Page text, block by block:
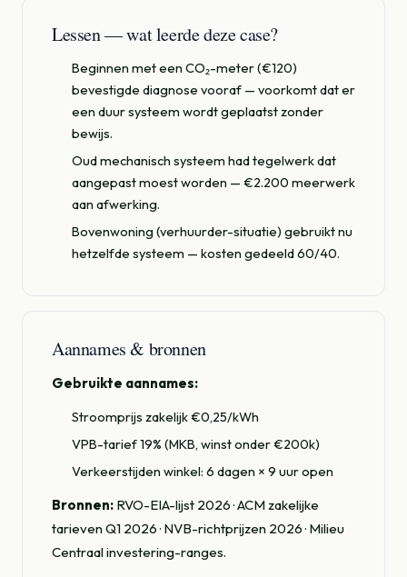
Lessen — wat leerde deze case?
Beginnen met een CO₂-meter (€120)
bevestigde diagnose vooraf — voorkomt dat er
een duur systeem wordt geplaatst zonder
bewijs.
Oud mechanisch systeem had tegelwerk dat
aangepast moest worden — €2.200 meerwerk
aan afwerking.
Bovenwoning (verhuurder-situatie) gebruikt nu
hetzelfde systeem — kosten gedeeld 60/40.
Aannames & bronnen
Gebruikte aannames:
Stroomprijs zakelijk €0,25/kWh
VPB-tarief 19% (MKB, winst onder €200k)
Verkeerstijden winkel: 6 dagen × 9 uur open
Bronnen: RVO-EIA-lijst 2026 · ACM zakelijke
tarieven Q1 2026 · NVB-richtprijzen 2026 · Milieu
Centraal investering-ranges.